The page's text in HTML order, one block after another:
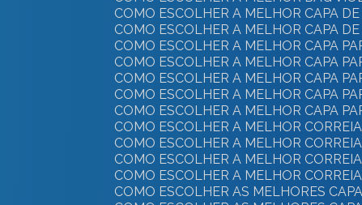
COMO ESCOLHER A MELHOR CAPA
COMO ESCOLHER A MELHOR CAPA
COMO ESCOLHER A MELHOR CAPA
COMO ESCOLHER A MELHOR CAPA
COMO ESCOLHER A MELHOR CAPA
COMO ESCOLHER A MELHOR CAPA
COMO ESCOLHER A MELHOR CAPA
COMO ESCOLHER A MELHOR
COMO ESCOLHER A MELHOR
COMO ESCOLHER A MELHOR
COMO ESCOLHER A MELHOR
COMO ESCOLHER AS MELHORES